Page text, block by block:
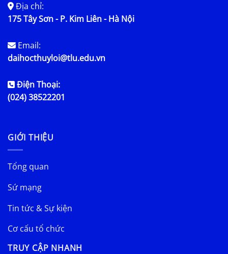
Địa chỉ:
175 Tây Sơn - P. Kim Liên - Hà Nội
Email:
daihocthuyloi@tlu.edu.vn
Điện Thoại:
(024) 38522201
GIỚI THIỆU
Tổng quan
Sứ mạng
Tin tức & Sự kiện
Cơ cấu tổ chức
TRUY CẬP NHANH